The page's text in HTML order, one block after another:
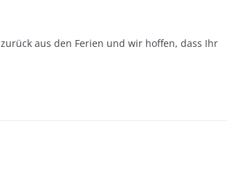
aus den Ferien und wir hoffen, dass Ihr